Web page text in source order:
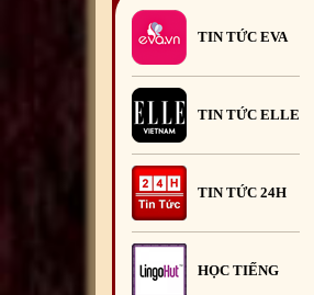
Hội Doanh nghiệp Việt Nam
tại Romania tổ chức Chương
trình Giao lưu mở.
23/06/2026
TIN TỨC EVA
TIN TỨC ELLE
TIN TỨC 24H
HỌC TIẾNG